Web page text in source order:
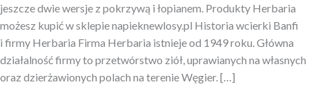
jeszcze dwie wersje z pokrzywą i łopianem. Produkty Herbaria
możesz kupić w sklepie napieknewlosy.pl Historia wcierki Banfi
i firmy Herbaria Firma Herbaria istnieje od 1949 roku. Główna
działalność firmy to przetwórstwo ziół, uprawianych na własnych
oraz dzierżawionych polach na terenie Węgier. […]